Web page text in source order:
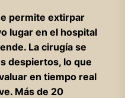
permite extirpar
lugar en el hospital
La cirugía se
despiertos, lo que
en tiempo real
Más de 20